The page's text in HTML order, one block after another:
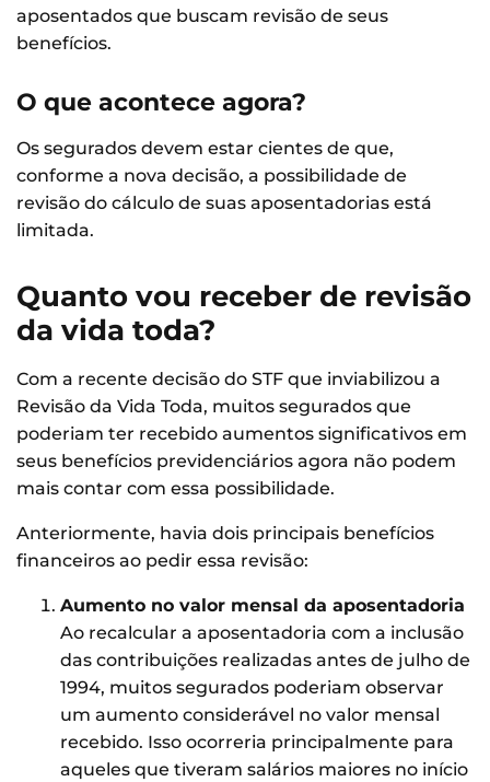
aposentados que buscam revisão de seus
benefícios.
O que acontece agora?
Os segurados devem estar cientes de que,
conforme a nova decisão, a possibilidade de
revisão do cálculo de suas aposentadorias está
limitada.
Quanto vou receber de revisão
da vida toda?
Com a recente decisão do STF que inviabilizou a
Revisão da Vida Toda, muitos segurados que
poderiam ter recebido aumentos significativos em
seus benefícios previdenciários agora não podem
mais contar com essa possibilidade.
Anteriormente, havia dois principais benefícios
financeiros ao pedir essa revisão:
Aumento no valor mensal da aposentadoria
Ao recalcular a aposentadoria com a inclusão
das contribuições realizadas antes de julho de
1994, muitos segurados poderiam observar
um aumento considerável no valor mensal
recebido. Isso ocorreria principalmente para
aqueles que tiveram salários maiores no início